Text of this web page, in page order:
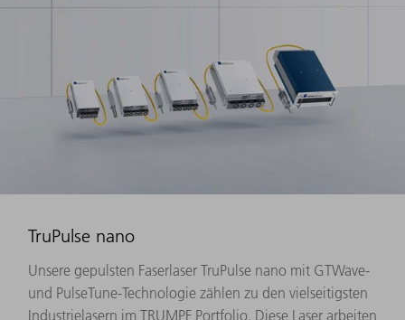
TruPulse nano
Unsere gepulsten Faserlaser TruPulse nano mit GTWave-
und PulseTune-Technologie zählen zu den vielseitigsten
Industrielasern im TRUMPF Portfolio. Diese Laser arbeiten